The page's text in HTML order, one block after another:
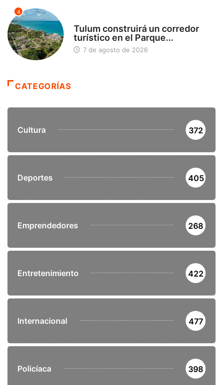
4
Tulum construirá un corredor
turístico en el Parque...
7 de agosto de 2026
CATEGORÍAS
Cultura 372
Deportes 405
Emprendedores 268
Entretenimiento 422
Internacional 477
Policíaca 398